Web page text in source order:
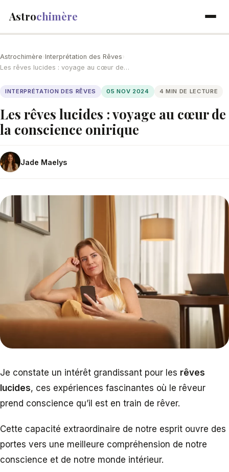
Astrochimère
Astrochimère›Interprétation des Rêves›
Les rêves lucides : voyage au cœur de…
INTERPRÉTATION DES RÊVES 05 NOV 2024 4 MIN DE LECTURE
Les rêves lucides : voyage au cœur de
la conscience onirique
Jade Maelys
Je constate un intérêt grandissant pour les rêves
lucides, ces expériences fascinantes où le rêveur
prend conscience qu’il est en train de rêver.
Cette capacité extraordinaire de notre esprit ouvre des
portes vers une meilleure compréhension de notre
conscience et de notre monde intérieur.